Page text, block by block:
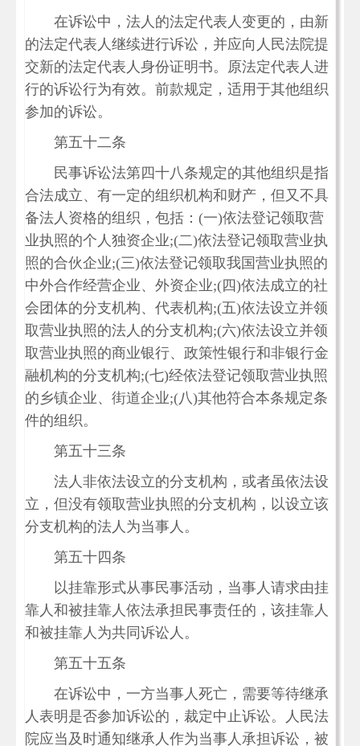
在诉讼中，法人的法定代表人变更的，由新
的法定代表人继续进行诉讼，并应向人民法院提
交新的法定代表人身份证明书。原法定代表人进
行的诉讼行为有效。前款规定，适用于其他组织
参加的诉讼。
第五十二条
民事诉讼法第四十八条规定的其他组织是指
合法成立、有一定的组织机构和财产，但又不具
备法人资格的组织，包括：(一)依法登记领取营
业执照的个人独资企业;(二)依法登记领取营业执
照的合伙企业;(三)依法登记领取我国营业执照的
中外合作经营企业、外资企业;(四)依法成立的社
会团体的分支机构、代表机构;(五)依法设立并领
取营业执照的法人的分支机构;(六)依法设立并领
取营业执照的商业银行、政策性银行和非银行金
融机构的分支机构;(七)经依法登记领取营业执照
的乡镇企业、街道企业;(八)其他符合本条规定条
件的组织。
第五十三条
法人非依法设立的分支机构，或者虽依法设
立，但没有领取营业执照的分支机构，以设立该
分支机构的法人为当事人。
第五十四条
以挂靠形式从事民事活动，当事人请求由挂
靠人和被挂靠人依法承担民事责任的，该挂靠人
和被挂靠人为共同诉讼人。
第五十五条
在诉讼中，一方当事人死亡，需要等待继承
人表明是否参加诉讼的，裁定中止诉讼。人民法
院应当及时通知继承人作为当事人承担诉讼，被